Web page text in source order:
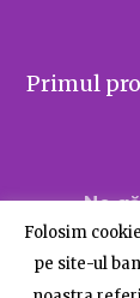
Primul
Ne
Folosim
pe site-ul